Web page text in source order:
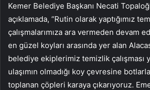
Kemer Belediye Başkanı Necati
açıklamada, “Rutin olarak yaptığımız
çalışmalarımıza ara vermeden devam
en güzel koyları arasında yer alan
belediye ekiplerimiz temizlik çalışması
ulaşımın olmadığı koy çevresine
toplanan çöpleri karaya çıkarıyoruz.